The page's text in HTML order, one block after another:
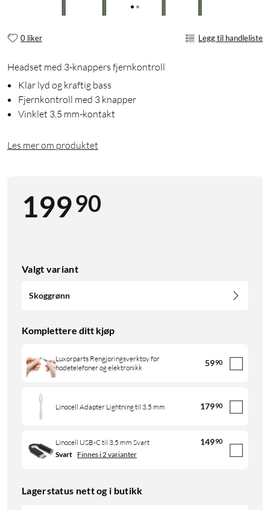
0 liker Legg til handleliste
Headset med 3-knappers fjernkontroll
Klar lyd og kraftig bass
Fjernkontroll med 3 knapper
Vinklet 3,5 mm-kontakt
Les mer om produktet
19990
Valgt variant
Skoggrønn
Komplettere ditt kjøp
Luxorparts Rengjøringsverktøy for
hodetelefoner og elektronikk
5990
Linocell Adapter Lightning til 3,5 mm 17990
Linocell USB-C til 3,5 mm Svart 14990
Svart Finnes i 2 varianter
Lagerstatus nett og i butikk